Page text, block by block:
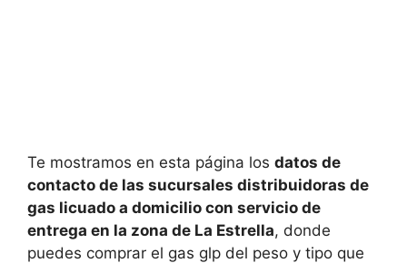
Te mostramos en esta página los datos de
contacto de las sucursales distribuidoras de
gas licuado a domicilio con servicio de
entrega en la zona de La Estrella, donde
puedes comprar el gas glp del peso y tipo que